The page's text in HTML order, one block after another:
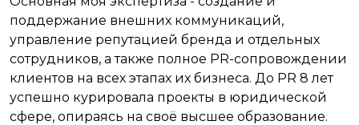
поддержание внешних коммуникаций,
управление репутацией бренда и отдельных
сотрудников, а также полное PR-сопровождении
клиентов на всех этапах их бизнеса. До PR 8 лет
успешно курировала проекты в юридической
сфере, опираясь на своё высшее образование.